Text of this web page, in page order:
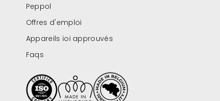
Peppol
Offres d'emploi
Appareils ioi approuvés
Faqs